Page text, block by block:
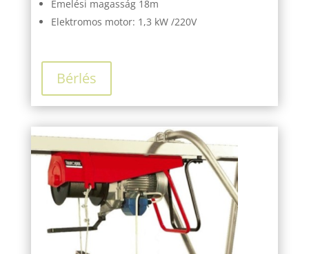
Emelési magasság 18m
Elektromos motor: 1,3 kW /220V
Bérlés